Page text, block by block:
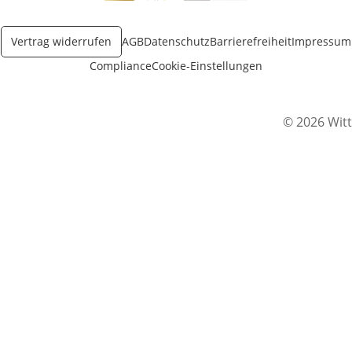
Vertrag widerrufen AGBDatenschutzBarrierefreiheitImpressum
ComplianceCookie-Einstellungen
© 2026 Witt